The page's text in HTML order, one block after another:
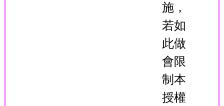
施，
若如
此做
會限
制本
授權